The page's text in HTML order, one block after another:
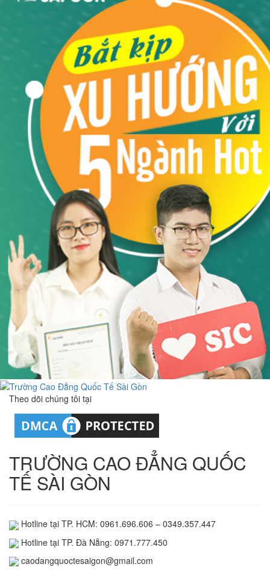
Theo dõi chúng tôi tại
TRƯỜNG CAO ĐẲNG QUỐC
TẾ SÀI GÒN
Hotline tại TP. HCM: 0961.696.606 – 0349.357.447
Hotline tại TP. Đà Nẵng: 0971.777.450
caodangquoctesaigon@gmail.com